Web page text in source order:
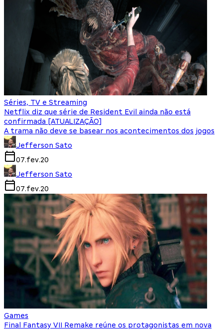
Séries, TV e Streaming
Netflix diz que série de Resident Evil ainda não está
confirmada [ATUALIZAÇÃO]
A trama não deve se basear nos acontecimentos dos jogos
Jefferson Sato
07.fev.20
Jefferson Sato
07.fev.20
Games
Final Fantasy VII Remake reúne os protagonistas em nova